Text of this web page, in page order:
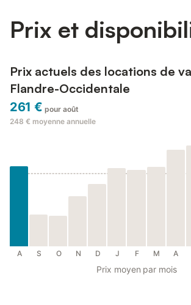
Prix et
Prix actuels des locations de
Flandre-Occidentale
261 € pour août
248 € moyenne annuelle
A S O N D J F M A
Prix moyen par mois